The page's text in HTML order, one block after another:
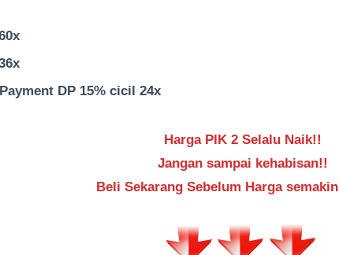
DP 15% cicil 24x
Harga PIK 2 Selalu Naik!!
Jangan sampai kehabisan!!
Beli Sekarang Sebelum Harga